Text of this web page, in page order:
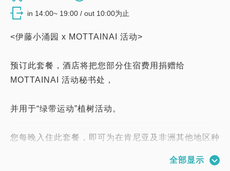
in 14:00~ 19:00 / out 10:00为止
<伊藤小涌园 x MOTTAINAI 活动>
预订此套餐，酒店将把您部分住宿费用捐赠给
MOTTAINAI 活动秘书处，
并用于“绿带运动”植树活动。
您每晚入住此套餐，即可为在肯尼亚及非洲其他地区种
全部显示